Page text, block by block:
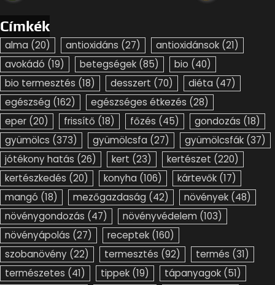
Címkék
alma (20) antioxidáns (27) antioxidánsok (21)
avokádó (19) betegségek (85) bio (40)
bio termesztés (18) desszert (70) diéta (47)
egészség (162) egészséges étkezés (28)
eper (20) frissítő (18) főzés (45) gondozás (18)
gyümölcs (373) gyümölcsfa (27) gyümölcsfák (37)
jótékony hatás (26) kert (23) kertészet (220)
kertészkedés (20) konyha (106) kártevők (17)
mangó (18) mezőgazdaság (42) növények (48)
növénygondozás (47) növényvédelem (103)
növényápolás (27) receptek (160)
szobanövény (22) termesztés (92) termés (31)
természetes (41) tippek (19) tápanyagok (51)